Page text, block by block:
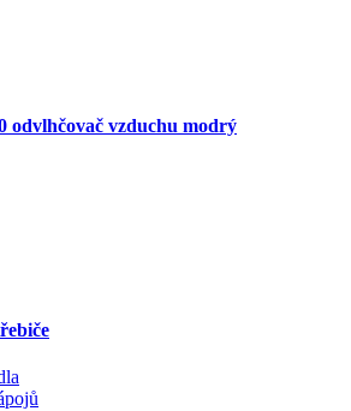
odvlhčovač vzduchu modrý